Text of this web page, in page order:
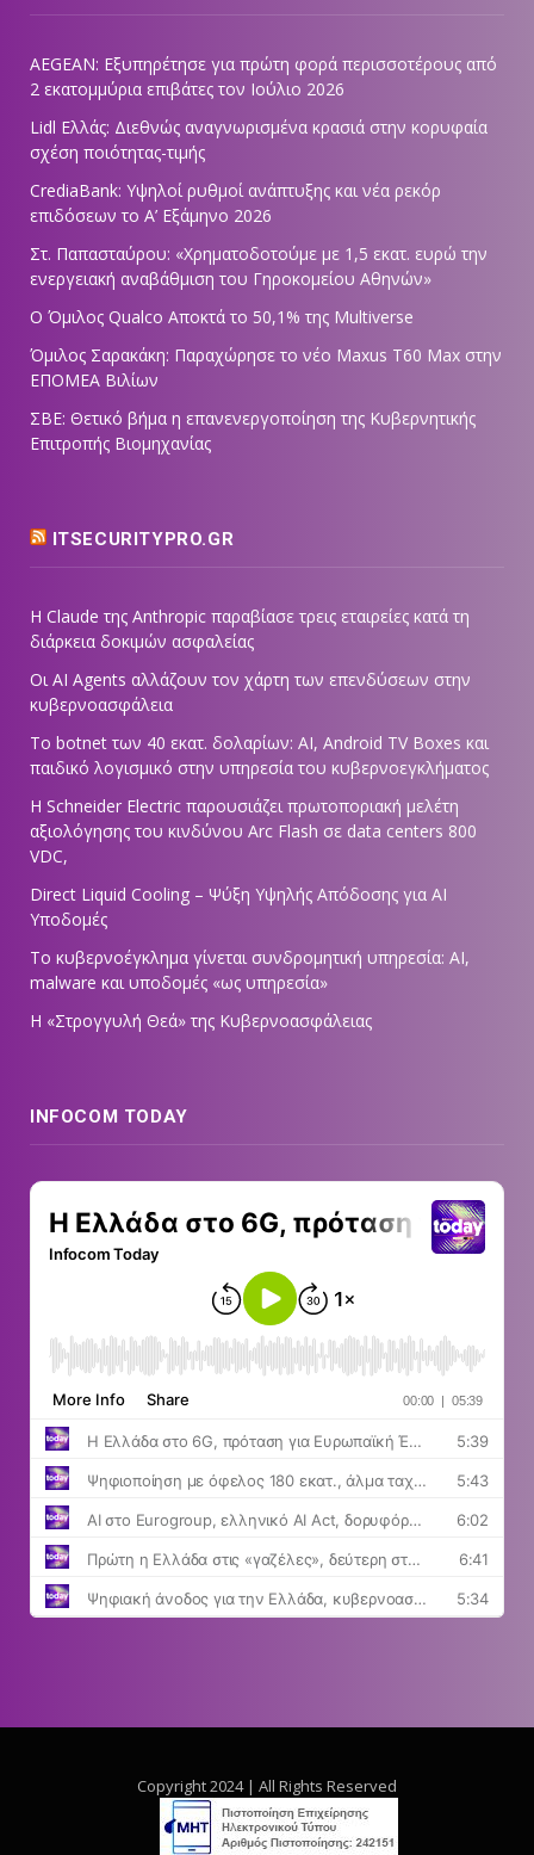
AEGEAN: Εξυπηρέτησε για πρώτη φορά περισσοτέρους από
2 εκατομμύρια επιβάτες τον Ιούλιο 2026
Lidl Ελλάς: Διεθνώς αναγνωρισμένα κρασιά στην κορυφαία
σχέση ποιότητας-τιμής
CrediaBank: Υψηλοί ρυθμοί ανάπτυξης και νέα ρεκόρ
επιδόσεων το Α’ Εξάμηνο 2026
Στ. Παπασταύρου: «Χρηματοδοτούμε με 1,5 εκατ. ευρώ την
ενεργειακή αναβάθμιση του Γηροκομείου Αθηνών»
Ο Όμιλος Qualco Αποκτά το 50,1% της Multiverse
Όμιλος Σαρακάκη: Παραχώρησε το νέο Maxus T60 Max στην
ΕΠΟΜΕΑ Βιλίων
ΣΒΕ: Θετικό βήμα η επανενεργοποίηση της Κυβερνητικής
Επιτροπής Βιομηχανίας
ITSECURITYPRO.GR
Η Claude της Anthropic παραβίασε τρεις εταιρείες κατά τη
διάρκεια δοκιμών ασφαλείας
Οι AI Agents αλλάζουν τον χάρτη των επενδύσεων στην
κυβερνοασφάλεια
Το botnet των 40 εκατ. δολαρίων: AI, Android TV Boxes και
παιδικό λογισμικό στην υπηρεσία του κυβερνοεγκλήματος
Η Schneider Electric παρουσιάζει πρωτοποριακή μελέτη
αξιολόγησης του κινδύνου Arc Flash σε data centers 800
VDC,
Direct Liquid Cooling – Ψύξη Υψηλής Απόδοσης για AI
Υποδομές
Το κυβερνοέγκλημα γίνεται συνδρομητική υπηρεσία: AI,
malware και υποδομές «ως υπηρεσία»
Η «Στρογγυλή Θεά» της Κυβερνοασφάλειας
INFOCOM TODAY
Copyright 2024 | All Rights Reserved